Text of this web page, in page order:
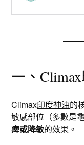
一、
Climax印度神油的
敏感部位（多數是
痺或降敏的效果。